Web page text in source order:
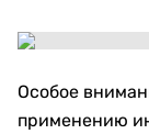
Особое
применению